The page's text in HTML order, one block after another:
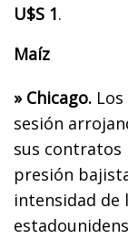
U$S 1.
Maíz
» Chicago.
sesión
sus contratos
presión
intensidad de